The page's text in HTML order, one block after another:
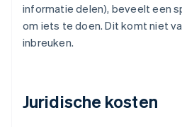
informatie delen), beveelt een
om iets te doen. Dit komt niet
inbreuken.
Juridische kosten